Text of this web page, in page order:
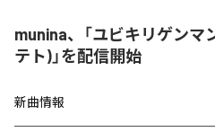
munina、「ユビキリゲン
テト)」を配信開始
新曲情報